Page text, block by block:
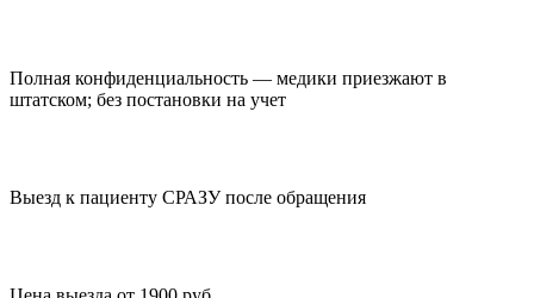
Полная конфиденциальность — медики приезжают в
штатском; без постановки на учет
Выезд к пациенту СРАЗУ после обращения